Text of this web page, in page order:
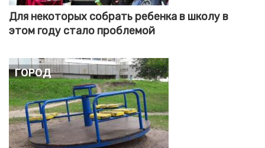
Для некоторых собрать ребенка в школу в
этом году стало проблемой
Город